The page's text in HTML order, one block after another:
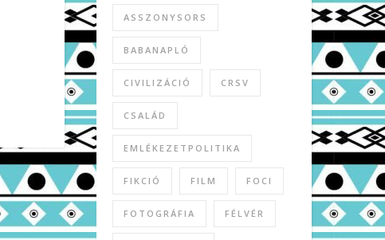
ASSZONYSORS
BABANAPLÓ
CIVILIZÁCIÓ CRSV
CSALÁD
EMLÉKEZETPOLITIKA
FIKCIÓ FILM FOCI
FOTOGRÁFIA FÉLVÉR